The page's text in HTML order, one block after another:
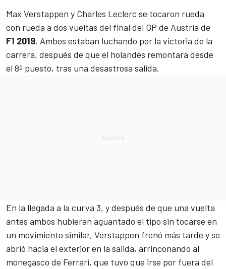
Max Verstappen y Charles Leclerc se tocaron rueda
con rueda a dos vueltas del final del GP de Austria de
F1 2019. Ambos estaban luchando por la victoria de la
carrera, después de que el holandés remontara desde
el 8º puesto, tras una desastrosa salida.
En la llegada a la curva 3, y después de que una vuelta
antes ambos hubieran aguantado el tipo sin tocarse en
un movimiento similar, Verstappen frenó más tarde y se
abrió hacia el exterior en la salida, arrinconando al
monegasco de Ferrari, que tuvo que irse por fuera del